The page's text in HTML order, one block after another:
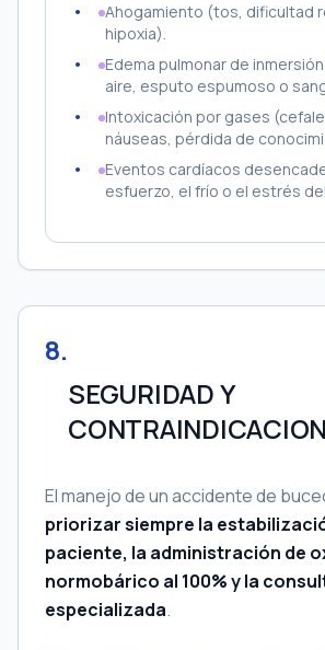
Ahogamiento (tos, dificultad
hipoxia).
Edema pulmonar de
aire, esputo espumoso o
Intoxicación por gases
náuseas, pérdida de
Eventos cardíacos
esfuerzo, el frío o el estrés
8.
SEGURIDAD Y
El manejo de un accidente de
priorizar siempre la
paciente, la administración de
normobárico al 100% y la
especializada.